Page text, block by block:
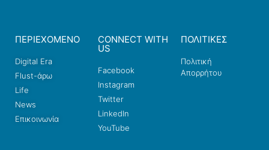
ΠΕΡΙΕΧΟΜΕΝΟ
Digital Era
Flust-άρω
Life
News
Επικοινωνία
CONNECT WITH
US
Facebook
Instagram
Twitter
LinkedIn
YouTube
ΠΟΛΙΤΙΚΕΣ
Πολιτική
Απορρήτου